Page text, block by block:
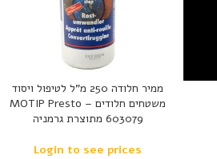
ממיר חלודה 250 מ”ל לטיפול ויסוד
משטחים חלודים – MOTIP Presto
603079 מתוצרת גרמניה
Login to see prices